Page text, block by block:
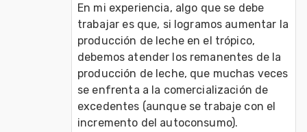
En mi experiencia, algo que se debe
trabajar es que, si logramos aumentar la
producción de leche en el trópico,
debemos atender los remanentes de la
producción de leche, que muchas veces
se enfrenta a la comercialización de
excedentes (aunque se trabaje con el
incremento del autoconsumo).